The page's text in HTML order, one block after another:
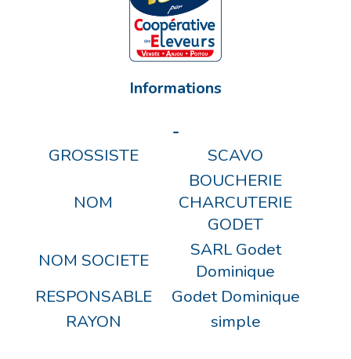
Informations
-
GROSSISTE
SCAVO
NOM
BOUCHERIE
CHARCUTERIE
GODET
NOM SOCIETE
SARL Godet
Dominique
RESPONSABLE
Godet Dominique
RAYON
simple